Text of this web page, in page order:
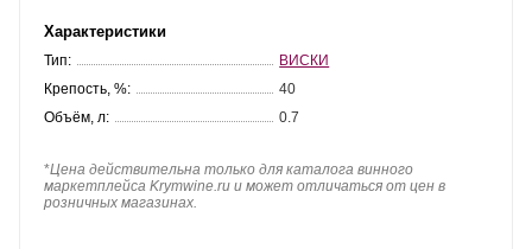
Характеристики
Тип:
ВИСКИ
Крепость, %:
40
Объём, л:
0.7
*Цена действительна только для каталога винного
маркетплейса Krymwine.ru и может отличаться от цен в
розничных магазинах.